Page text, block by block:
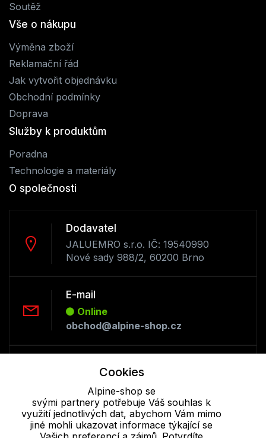
Soutěž
Vše o nákupu
Výměna zboží
Reklamační řád
Jak vytvořit objednávku
Obchodní podmínky
Doprava
Služby k produktům
Poradna
Technologie a materiály
O společnosti
Dodavatel
JALUEMRO s.r.o. IČ: 19540990
Nové sady 988/2, 60200 Brno
E-mail
Online
obchod@alpine-shop.cz
Offline
+420 530 334 493
Cookie - podrobné nastavení|Další informace|Ochrana osobních
Cookies
Alpine-shop se
svými partnery potřebuje Váš souhlas k
využití jednotlivých dat, abychom Vám mimo
jiné mohli ukazovat informace týkající se